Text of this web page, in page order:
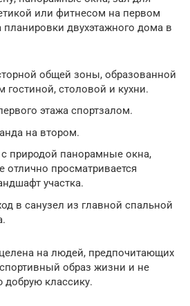
или фитнесом на первом
двухэтажного дома в
общей зоны, образованной
гостиной, столовой и кухни.
этажа спортзалом.
на втором.
природой панорамные окна,
отлично просматривается
участка.
в санузел из главной спальной
на людей, предпочитающих
образ жизни и не
классику.